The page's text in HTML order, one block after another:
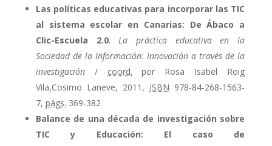
Las políticas educativas para incorporar las TIC
al sistema escolar en Canarias: De Ábaco a
Clic-Escuela 2.0.La práctica educativa en la
Sociedad de la Información: Innovación a través de la
investigación/ coord. por Rosa Isabel Roig
Vila,Cosimo Laneve, 2011, ISBN 978-84-268-1563-
7, págs. 369-382
Balance de una década de investigación sobre
TIC y Educación: El caso de